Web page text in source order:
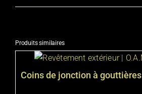
Produits similaires
Coins de jonction à gouttières